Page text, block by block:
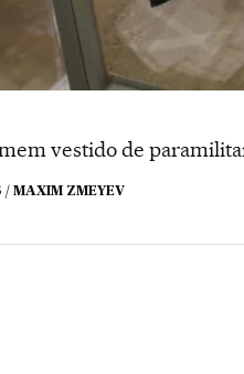
vestido de
/ MAXIM ZMEYEV